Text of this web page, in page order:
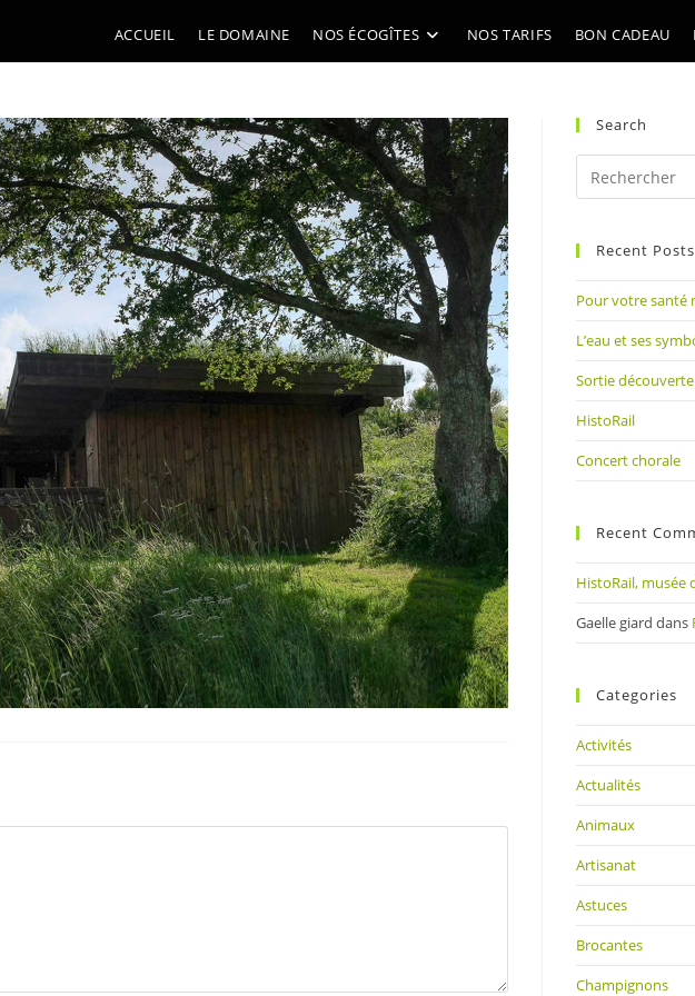
ACCUEIL LE DOMAINE NOS ÉCOGÎTES NOS TARIFS BON CADEAU
Search
Recent Posts
Pour votre santé
L’eau et ses
Sortie
HistoRail
Concert chorale
Recent
HistoRail, musée
Gaelle giard dans
Categories
Activités
Actualités
Animaux
Artisanat
Astuces
Brocantes
Champignons